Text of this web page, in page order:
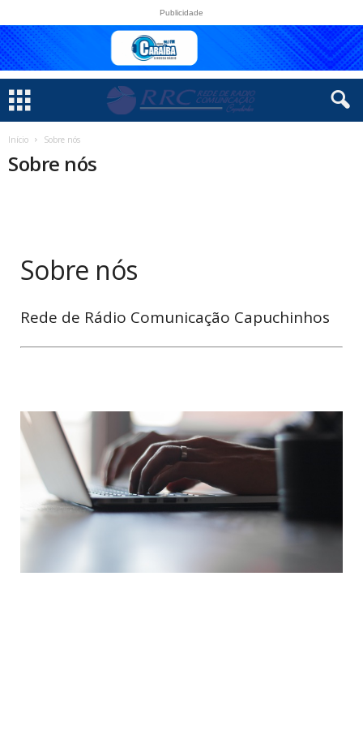
Publicidade
Início Sobre nós
Sobre nós
Sobre nós
Rede de Rádio Comunicação Capuchinhos